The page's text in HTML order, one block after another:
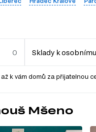
Sklady k
k vám domů za přijatelnou
Mšeno